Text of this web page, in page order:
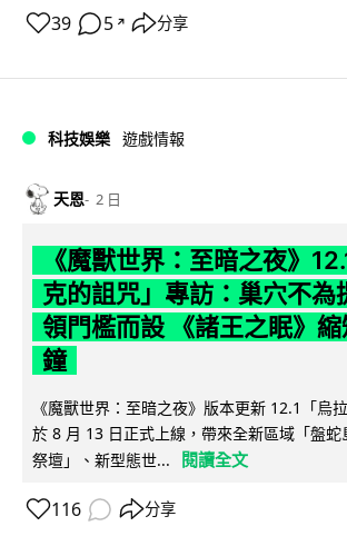
39 5 ↗ 分享
科技娛樂 遊戲情報
天恩 2 日
《魔獸世界：至暗之夜》
克的詛咒」專訪：巢穴不為
領門檻而設 《諸王之眠》
鐘
《魔獸世界：至暗之夜》版本更新 12.1「烏
於 8 月 13 日正式上線，帶來全新區域「盤
祭壇」、新型態世...
閱讀全文
116 分享